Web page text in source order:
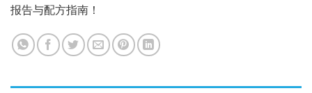
报告与配方指南！